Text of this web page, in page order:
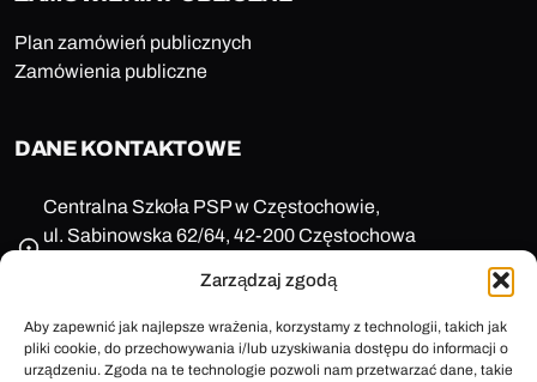
Zarządzaj zgodą
Aby zapewnić jak najlepsze wrażenia, korzystamy z technologii, takich jak
pliki cookie, do przechowywania i/lub uzyskiwania dostępu do informacji o
urządzeniu. Zgoda na te technologie pozwoli nam przetwarzać dane, takie
Plan zamówień publicznych
Zamówienia publiczne
DANE KONTAKTOWE
Centralna Szkoła PSP w Częstochowie,
ul. Sabinowska 62/64, 42-200 Częstochowa
REGON: 150123657
+48 47 85 86 100
sekretariat@cspsp.pl